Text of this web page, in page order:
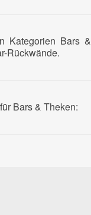
Kategorien Bars &
Rückwände.
Bars & Theken: